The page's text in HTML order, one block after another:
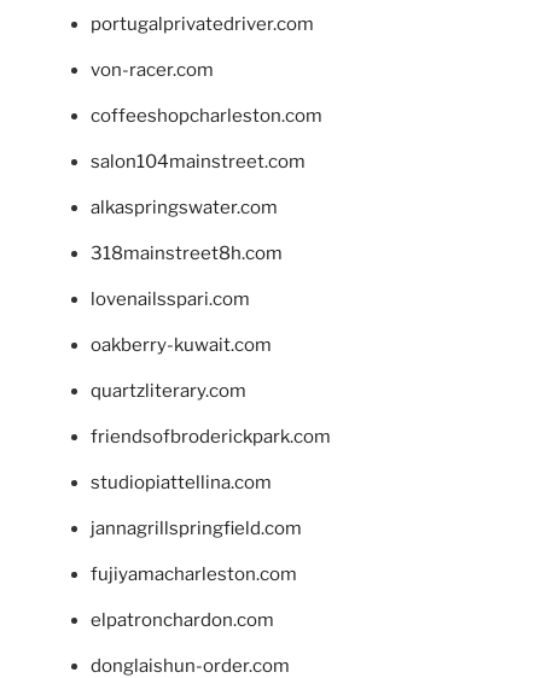
portugalprivatedriver.com
von-racer.com
coffeeshopcharleston.com
salon104mainstreet.com
alkaspringswater.com
318mainstreet8h.com
lovenailsspari.com
oakberry-kuwait.com
quartzliterary.com
friendsofbroderickpark.com
studiopiattellina.com
jannagrillspringfield.com
fujiyamacharleston.com
elpatronchardon.com
donglaishun-order.com